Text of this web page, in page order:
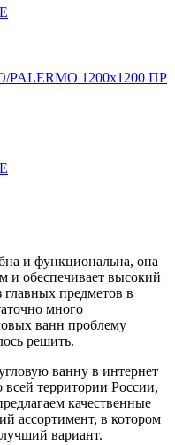
1200х1200 ПР
и функциональна, она
и обеспечивает высокий
предметов в
много
ванн проблему
решить.
ванну в интернет
всей территории России,
качественные
ассортимент, в котором
лучший вариант.